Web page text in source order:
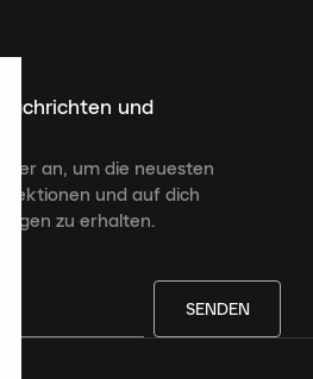
und
an, um die neuesten
und auf dich
zu erhalten.
SENDEN